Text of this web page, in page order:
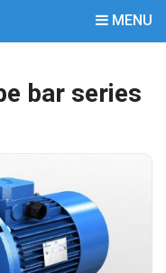
MENU
bar series